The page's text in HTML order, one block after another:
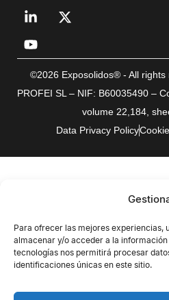
Para ofrecer las mejores experiencias,
almacenar y/o acceder a la
tecnologías nos permitirá procesar
identificaciones únicas en este sitio.
©2026 Exposolidos® - All
PROFEI SL – NIF: B60035490 –
volume 22,184,
Data Privacy Policy